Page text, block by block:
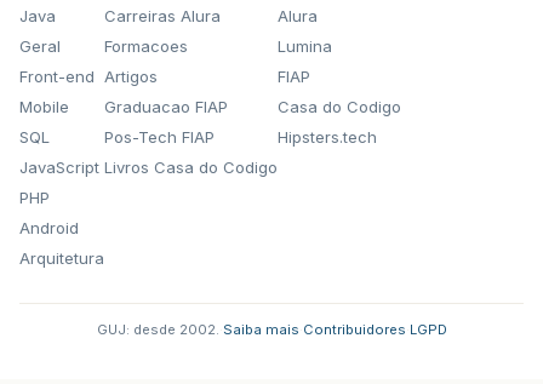
Java
Geral
Front-end
Mobile
SQL
JavaScript
PHP
Android
Arquitetura
Carreiras Alura
Formacoes
Artigos
Graduacao FIAP
Pos-Tech FIAP
Livros Casa do Codigo
Alura
Lumina
FIAP
Casa do Codigo
Hipsters.tech
GUJ: desde 2002. Saiba mais Contribuidores LGPD